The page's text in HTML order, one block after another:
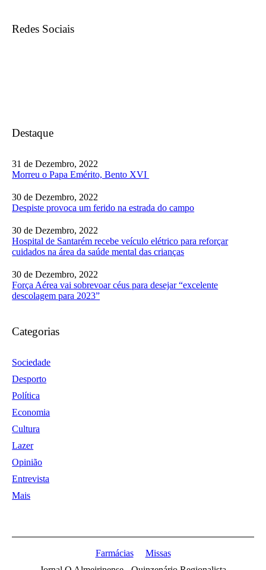
Redes Sociais
Destaque
31 de Dezembro, 2022
Morreu o Papa Emérito, Bento XVI
30 de Dezembro, 2022
Despiste provoca um ferido na estrada do campo
30 de Dezembro, 2022
Hospital de Santarém recebe veículo elétrico para reforçar
cuidados na área da saúde mental das crianças
30 de Dezembro, 2022
Força Aérea vai sobrevoar céus para desejar “excelente
descolagem para 2023”
Categorias
Sociedade
Desporto
Política
Economia
Cultura
Lazer
Opinião
Entrevista
Mais
Farmácias
Missas